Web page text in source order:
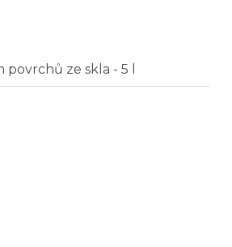
ze skla - 5 l